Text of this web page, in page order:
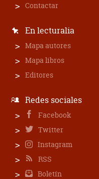
Contactar
En lecturalia
Mapa autores
Mapa libros
Editores
Redes sociales
Facebook
Twitter
Instagram
RSS
Boletín